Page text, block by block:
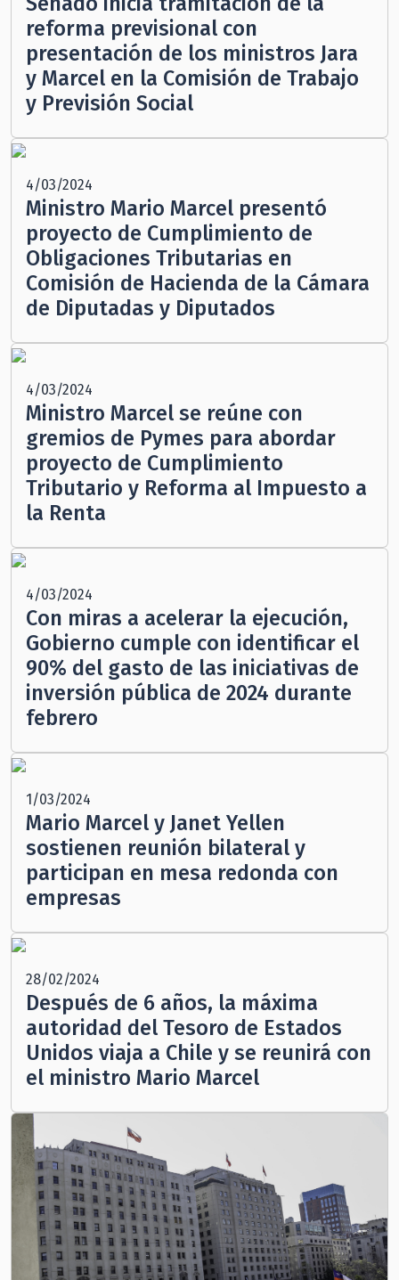
reforma previsional con
presentación de los ministros Jara
y Marcel en la Comisión de Trabajo
y Previsión Social
4/03/2024
Ministro Mario Marcel presentó
proyecto de Cumplimiento de
Obligaciones Tributarias en
Comisión de Hacienda de la Cámara
de Diputadas y Diputados
4/03/2024
Ministro Marcel se reúne con
gremios de Pymes para abordar
proyecto de Cumplimiento
Tributario y Reforma al Impuesto a
la Renta
4/03/2024
Con miras a acelerar la ejecución,
Gobierno cumple con identificar el
90% del gasto de las iniciativas de
inversión pública de 2024 durante
febrero
1/03/2024
Mario Marcel y Janet Yellen
sostienen reunión bilateral y
participan en mesa redonda con
empresas
28/02/2024
Después de 6 años, la máxima
autoridad del Tesoro de Estados
Unidos viaja a Chile y se reunirá con
el ministro Mario Marcel